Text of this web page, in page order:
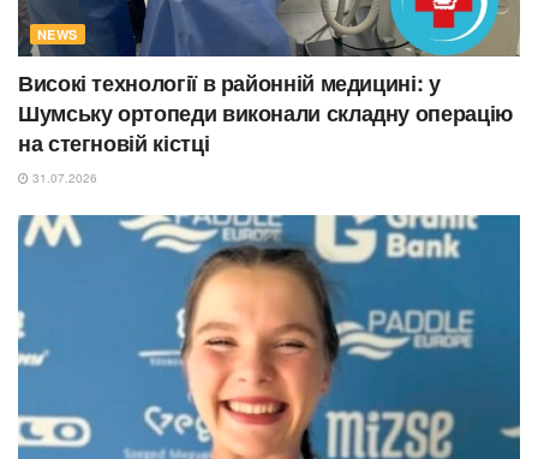
NEWS
Високі технології в районній медицині: у
Шумську ортопеди виконали складну операцію
на стегновій кістці
31.07.2026